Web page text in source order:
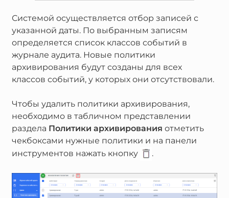
Системой осуществляется отбор записей с
указанной даты. По выбранным записям
определяется список классов событий в
журнале аудита. Новые политики
архивирования будут созданы для всех
классов событий, у которых они отсутствовали.
Чтобы удалить политики архивирования,
необходимо в табличном представлении
раздела Политики архивирования отметить
чекбоксами нужные политики и на панели
инструментов нажать кнопку
.